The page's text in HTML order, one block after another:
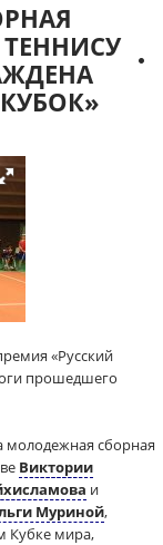
«Русский
прошедшего
молодежная сборная
Виктории
и
Муриной,
Кубке мира,